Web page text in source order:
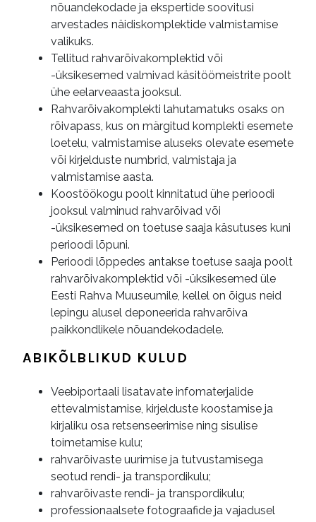
nõuandekodade ja ekspertide soovitusi
arvestades näidiskomplektide valmistamise
valikuks.
Tellitud rahvarõivakomplektid või
-üksikesemed valmivad käsitöömeistrite poolt
ühe eelarveaasta jooksul.
Rahvarõivakomplekti lahutamatuks osaks on
rõivapass, kus on märgitud komplekti esemete
loetelu, valmistamise aluseks olevate esemete
või kirjelduste numbrid, valmistaja ja
valmistamise aasta.
Koostöökogu poolt kinnitatud ühe perioodi
jooksul valminud rahvarõivad või
-üksikesemed on toetuse saaja käsutuses kuni
perioodi lõpuni.
Perioodi lõppedes antakse toetuse saaja poolt
rahvarõivakomplektid või -üksikesemed üle
Eesti Rahva Muuseumile, kellel on õigus neid
lepingu alusel deponeerida rahvarõiva
paikkondlikele nõuandekodadele.
ABIKÕLBLIKUD KULUD
Veebiportaali lisatavate infomaterjalide
ettevalmistamise, kirjelduste koostamise ja
kirjaliku osa retsenseerimise ning sisulise
toimetamise kulu;
rahvarõivaste uurimise ja tutvustamisega
seotud rendi- ja transpordikulu;
rahvarõivaste rendi- ja transpordikulu;
professionaalsete fotograafide ja vajadusel